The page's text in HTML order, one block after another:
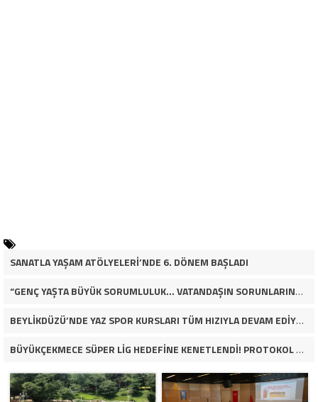
SANATLA YAŞAM ATÖLYELERİ’NDE 6. DÖNEM BAŞLADI
“GENÇ YAŞTA BÜYÜK SORUMLULUK… VATANDAŞIN SORUNLARINA ÇÖZÜM ARIYOR!”
BEYLİKDÜZÜ’NDE YAZ SPOR KURSLARI TÜM HIZIYLA DEVAM EDİYOR
BÜYÜKÇEKMECE SÜPER LİG HEDEFİNE KENETLENDİ! PROTOKOL VE İŞ DÜNYASINDAN BASKETBOL TAKIMINA TAM DESTEK…